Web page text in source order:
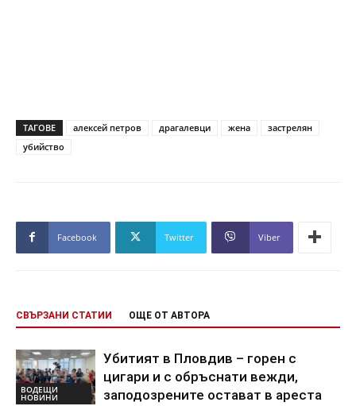
ТАГОВЕ алексей петров драгалевци жена
застрелян
убийство
Facebook Twitter Viber
СВЪРЗАНИ СТАТИИ ОЩЕ ОТ АВТОРА
ВОДЕЩИ
НОВИНИ
Убитият в Пловдив – горен с
цигари и с обръснати вежди,
заподозрените остават в ареста